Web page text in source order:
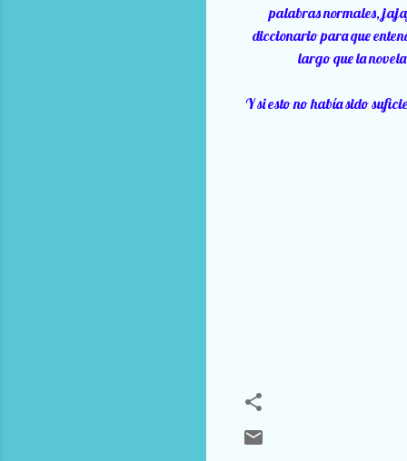
palabras normales,
diccionario para que
largo que la
Y si esto no había sido